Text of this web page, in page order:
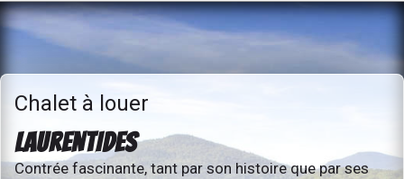
Chalet à louer
LAURENTIDES
Contrée fascinante, tant par son histoire que par ses